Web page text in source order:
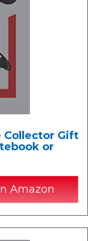
Collector Gift
or
Amazon